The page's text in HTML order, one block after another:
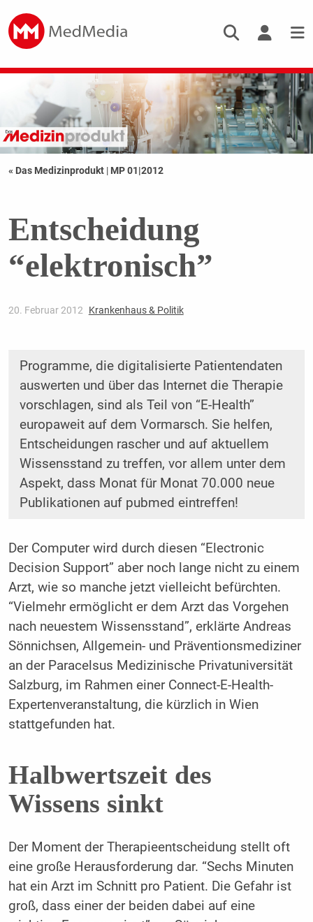
« Das Medizinprodukt | MP 01|2012
Entscheidung
“elektronisch”
20. Februar 2012 Krankenhaus & Politik
Programme, die digitalisierte Patientendaten
auswerten und über das Internet die Therapie
vorschlagen, sind als Teil von “E-Health”
europaweit auf dem Vormarsch. Sie helfen,
Entscheidungen rascher und auf aktuellem
Wissensstand zu treffen, vor allem unter dem
Aspekt, dass Monat für Monat 70.000 neue
Publikationen auf pubmed eintreffen!
Der Computer wird durch diesen “Electronic
Decision Support” aber noch lange nicht zu einem
Arzt, wie so manche jetzt vielleicht befürchten.
“Vielmehr ermöglicht er dem Arzt das Vorgehen
nach neuestem Wissensstand”, erklärte Andreas
Sönnichsen, Allgemein- und Präventionsmediziner
an der Paracelsus Medizinische Privatuniversität
Salzburg, im Rahmen einer Connect-E-Health-
Expertenveranstaltung, die kürzlich in Wien
stattgefunden hat.
Halbwertszeit des
Wissens sinkt
Der Moment der Therapieentscheidung stellt oft
eine große Herausforderung dar. “Sechs Minuten
hat ein Arzt im Schnitt pro Patient. Die Gefahr ist
groß, dass einer der beiden dabei auf eine